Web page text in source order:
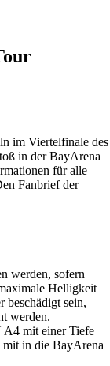
im Viertelfinale des
in der BayArena
für alle
Fanbrief der
werden, sofern
Helligkeit
beschädigt sein,
werden.
A4 mit einer Tiefe
in die BayArena